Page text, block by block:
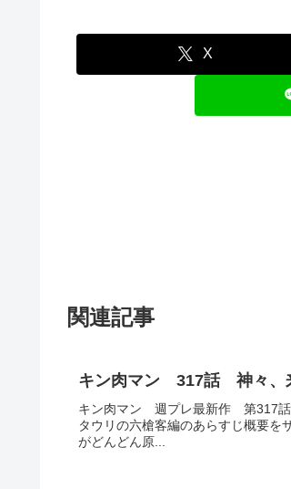
X
関連記事
キン肉マン 317話 神々
キン肉マン 週プレ最新作 第317話
タウリの六槍客編のあらすじ概要を
がどんどん原...